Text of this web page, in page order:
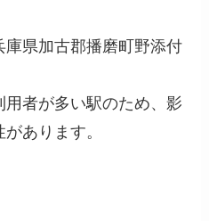
県加古郡播磨町野添付
者が多い駅のため、影
あります。